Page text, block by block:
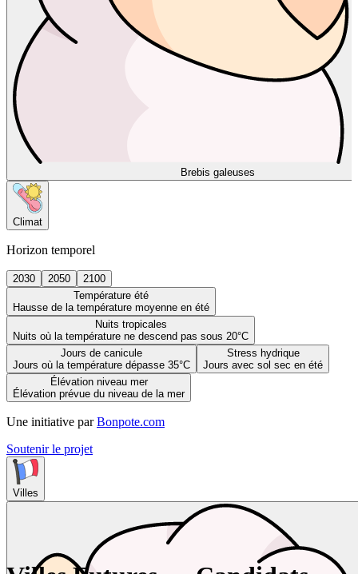
Brebis galeuses
Climat
Horizon temporel
2030 2050
2100
Température été
Hausse de la température moyenne en été
Nuits tropicales
Nuits où la température ne descend pas sous 20°C
Jours de canicule
Jours où la température dépasse 35°C
Stress hydrique
Jours avec sol sec en été
Élévation niveau mer
Élévation prévue du niveau de la mer
Une initiative par Bonpote.com
Soutenir le projet
Villes